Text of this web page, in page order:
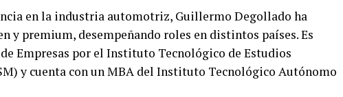
en la industria automotriz, Guillermo Degollado ha
y premium, desempeñando roles en distintos países. Es
Empresas por el Instituto Tecnológico de Estudios
y cuenta con un MBA del Instituto Tecnológico Autónomo